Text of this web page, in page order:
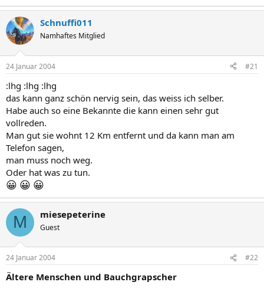
Schnuffi011
Namhaftes Mitglied
24 Januar 2004 #21
:lhg :lhg :lhg
das kann ganz schön nervig sein, das weiss ich selber.
Habe auch so eine Bekannte die kann einen sehr gut
vollreden.
Man gut sie wohnt 12 Km entfernt und da kann man am
Telefon sagen,
man muss noch weg.
Oder hat was zu tun.
😀 😀 😀
M miesepeterine
Guest
24 Januar 2004 #22
Ältere Menschen und Bauchgrapscher